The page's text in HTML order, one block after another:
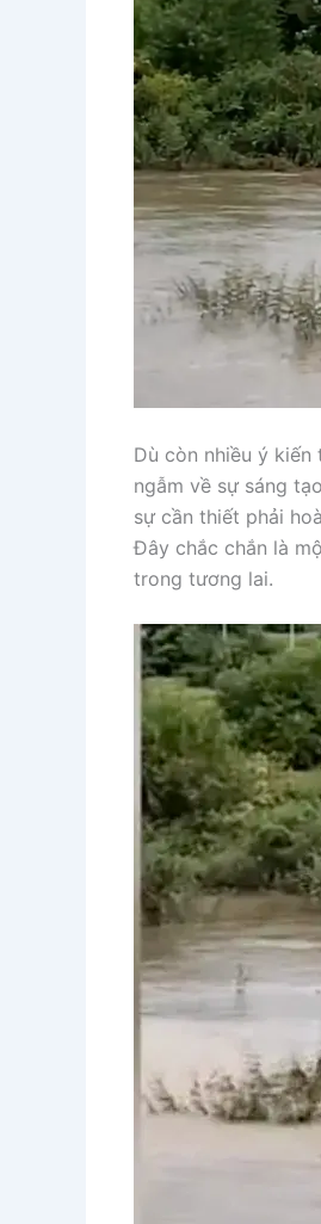
Dù còn nhiều ý kiến
ngẫm về sự sáng
sự cần thiết phải
Đây chắc chắn là
trong tương lai.